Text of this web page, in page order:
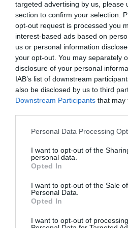
targeted advertising by us, please
section to confirm your selection.
opt-out request is processed you
interest-based ads based on
us or personal information
your opt-out. You may separately
disclosure of your personal
IAB’s list of downstream
also be disclosed by us to third
Downstream Participants that may
Personal Data Processing
I want to opt-out of the
personal data.
Opted In
I want to opt-out of the Sale
Personal Data.
Opted In
I want to opt-out of
beaucoup plus que les
Indiens dispersés à travers
en fonction des visions) sont
estime qu’au total, il existe
millions d’immigrés de
3% de la population mondiale.
Bien que la migration soit
actuellement, ce n’est pas
d’immigration des pays
L’hostilité contre les
basé sur deux
la première est liée à la